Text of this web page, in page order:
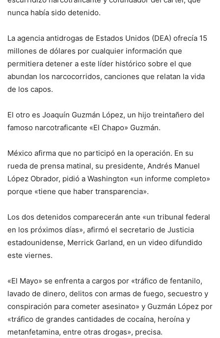
nunca había sido detenido.
La agencia antidrogas de Estados Unidos (DEA) ofrecía 15
millones de dólares por cualquier información que
permitiera detener a este líder histórico sobre el que
abundan los narcocorridos, canciones que relatan la vida
de los capos.
El otro es Joaquín Guzmán López, un hijo treintañero del
famoso narcotraficante «El Chapo» Guzmán.
México afirma que no participó en la operación. En su
rueda de prensa matinal, su presidente, Andrés Manuel
López Obrador, pidió a Washington «un informe completo»
porque «tiene que haber transparencia».
Los dos detenidos comparecerán ante «un tribunal federal
en los próximos días», afirmó el secretario de Justicia
estadounidense, Merrick Garland, en un video difundido
este viernes.
«El Mayo» se enfrenta a cargos por «tráfico de fentanilo,
lavado de dinero, delitos con armas de fuego, secuestro y
conspiración para cometer asesinato» y Guzmán López por
«tráfico de grandes cantidades de cocaína, heroína y
metanfetamina, entre otras drogas», precisa.